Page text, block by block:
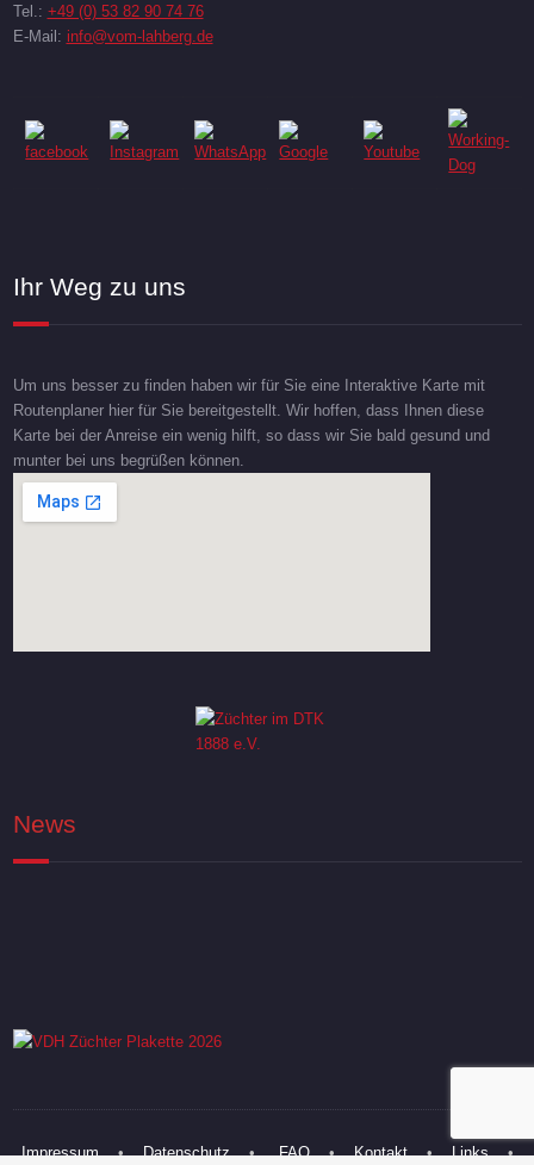
Tel.: +49 (0) 53 82 90 74 76
E-Mail: info@vom-lahberg.de
Ihr Weg zu uns
Um uns besser zu finden haben wir für Sie eine Interaktive Karte mit
Routenplaner hier für Sie bereitgestellt. Wir hoffen, dass Ihnen diese
Karte bei der Anreise ein wenig hilft, so dass wir Sie bald gesund und
munter bei uns begrüßen können.
News
Impressum•Datenschutz•FAQ•Kontakt•Links•